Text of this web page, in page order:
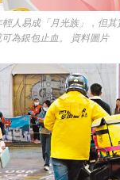
人易成「月光族」，但
為銀包止血。 資料圖片